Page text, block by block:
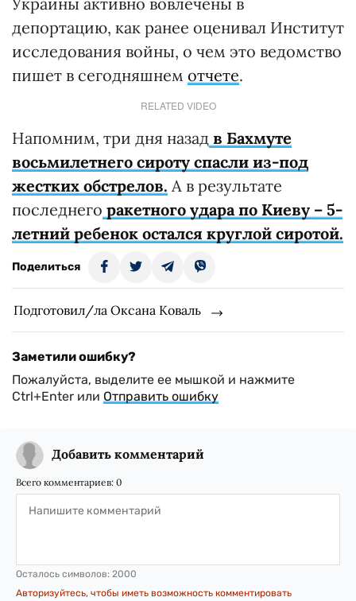
депортацию, как ранее оценивал Институт
исследования войны, о чем это ведомство
пишет в сегодняшнем отчете.
RELATED VIDEO
Напомним, три дня назад в Бахмуте
восьмилетнего сироту спасли из-под
жестких обстрелов. А в результате
последнего ракетного удара по Киеву – 5-
летний ребенок остался круглой сиротой.
Поделиться
Подготовил/ла Оксана Коваль
Заметили ошибку?
Пожалуйста, выделите ее мышкой и нажмите
Ctrl+Enter или Отправить ошибку
Добавить комментарий
Всего комментариев: 0
Осталось символов: 2000
Авторизуйтесь, чтобы иметь возможность комментировать